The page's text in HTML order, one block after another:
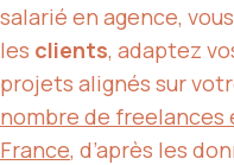
salarié en agence,
les clients, adaptez
projets alignés sur
nombre de freelances
France, d’après les